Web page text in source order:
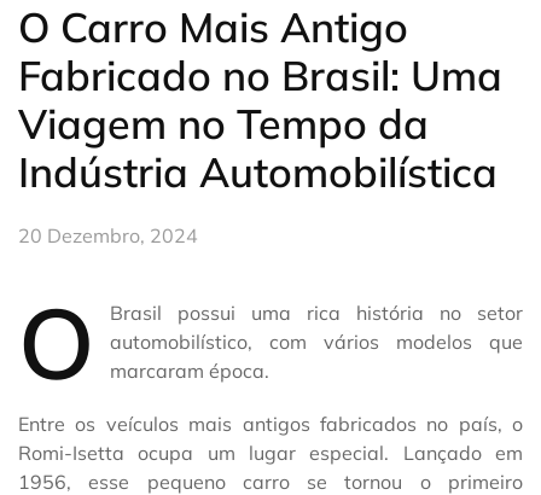
O Carro Mais Antigo
Fabricado no Brasil: Uma
Viagem no Tempo da
Indústria Automobilística
20 Dezembro, 2024
O
Brasil possui uma rica história no setor
automobilístico, com vários modelos que
marcaram época.
Entre os veículos mais antigos fabricados no país, o
Romi-Isetta ocupa um lugar especial. Lançado em
1956, esse pequeno carro se tornou o primeiro